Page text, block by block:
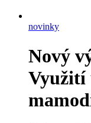
novinky
Nový
Využití